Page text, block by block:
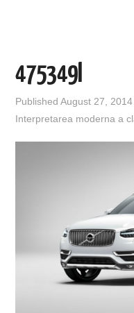
475349l
PublishedAugust 27, 2014
Interpretarea moderna a